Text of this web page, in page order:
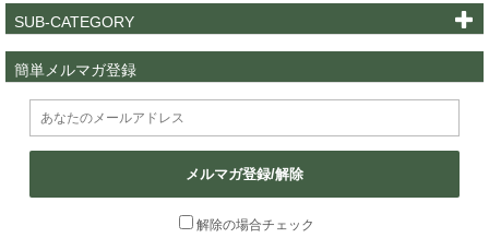
SUB-CATEGORY
簡単メルマガ登録
メルマガ登録/解除
解除の場合チェック